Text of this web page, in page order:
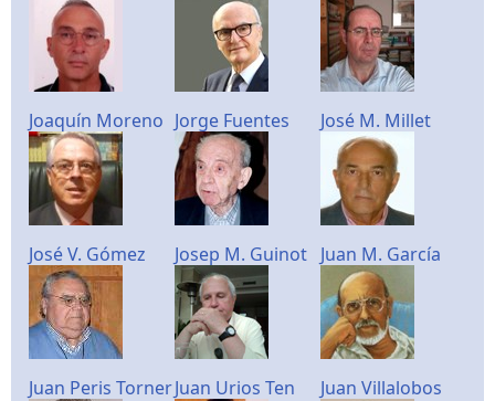
Joaquín Moreno Jorge Fuentes José M. Millet
José V. Gómez Josep M. Guinot Juan M. García
Juan Peris TornerJuan Urios Ten Juan Villalobos